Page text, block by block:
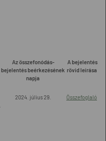
Az összefonódás-
bejelentés beérkezésének
napja
A bejelentés
rövid leírása
2024. július 29. Összefoglaló